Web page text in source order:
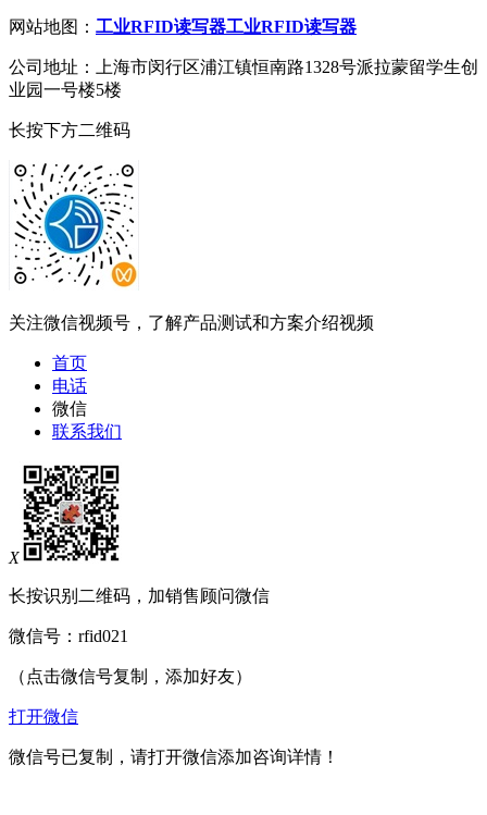
网站地图： 工业RFID读写器工业RFID读写器
公司地址：上海市闵行区浦江镇恒南路1328号派拉蒙留学生创
业园一号楼5楼
长按下方二维码
关注微信视频号，了解产品测试和方案介绍视频
首页
电话
微信
联系我们
X
长按识别二维码，加销售顾问微信
微信号： rfid021
（点击微信号复制，添加好友）
打开微信
微信号已复制，请打开微信添加咨询详情！